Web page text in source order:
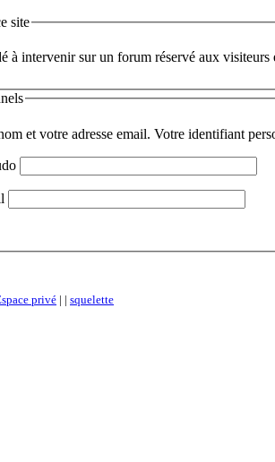
site
Vous avez demandé à intervenir sur un forum
et votre adresse email. Votre identifiant
privé | | squelette